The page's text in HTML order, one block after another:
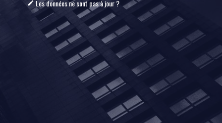
mode_edit Les données ne sont pas à jour ?